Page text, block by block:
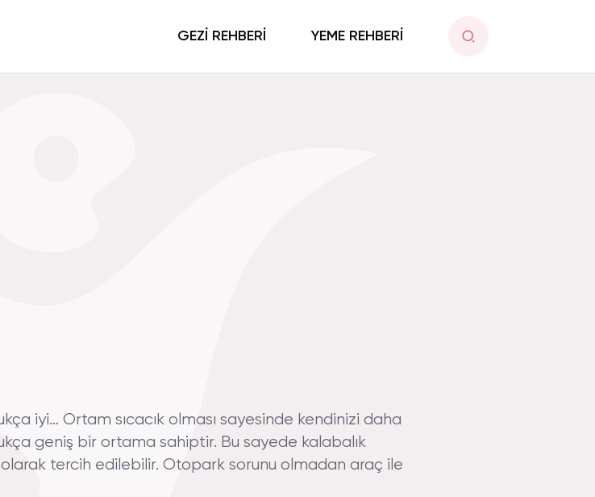
GEZİ REHBERİ YEME REHBERİ
iyi… Ortam sıcacık olması sayesinde kendinizi daha
geniş bir ortama sahiptir. Bu sayede kalabalık
tercih edilebilir. Otopark sorunu olmadan araç ile